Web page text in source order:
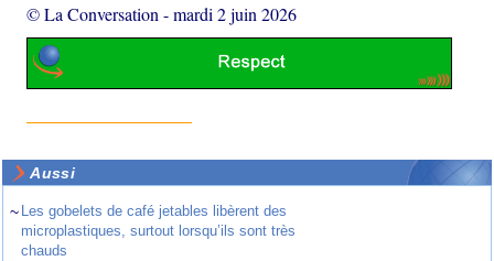
© La Conversation -mardi 2 juin 2026
Aussi
~ Les gobelets de café jetables libèrent des
microplastiques, surtout lorsqu’ils sont très
chauds